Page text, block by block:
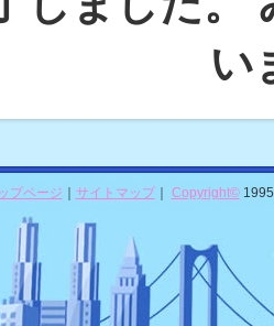
い
プページ サイトマップ｜ Copyright©